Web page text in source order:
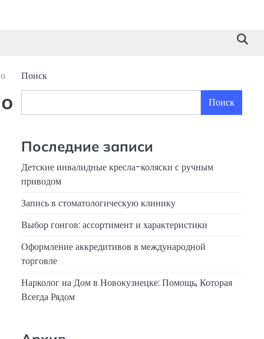
Поиск
Поиск
Последние записи
Детские инвалидные кресла-коляски с ручным
приводом
Запись в стоматологическую клинику
Выбор гонгов: ассортимент и характеристики
Оформление аккредитивов в международной
торговле
Нарколог на Дом в Новокузнецке: Помощь, Которая
Всегда Рядом